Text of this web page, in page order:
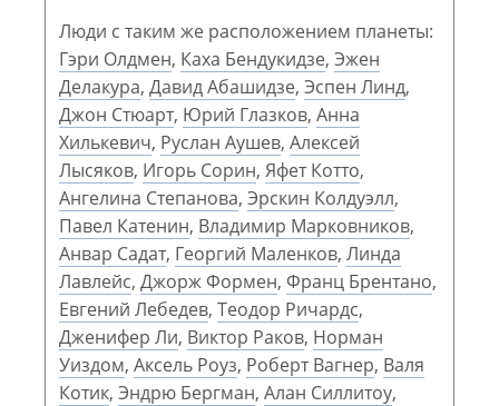
Люди с таким же расположением планеты:
Гэри Олдмен, Каха Бендукидзе, Эжен
Делакура, Давид Абашидзе, Эспен Линд,
Джон Стюарт, Юрий Глазков, Анна
Хилькевич, Руслан Аушев, Алексей
Лысяков, Игорь Сорин, Яфет Котто,
Ангелина Степанова, Эрскин Колдуэлл,
Павел Катенин, Владимир Марковников,
Анвар Садат, Георгий Маленков, Линда
Лавлейс, Джорж Формен, Франц Брентано,
Евгений Лебедев, Теодор Ричардс,
Дженифер Ли, Виктор Раков, Норман
Уиздом, Аксель Роуз, Роберт Вагнер, Валя
Котик, Эндрю Бергман, Алан Силлитоу,